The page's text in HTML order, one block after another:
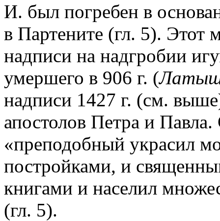
И. был погребен в
в Партените (гл. 5). Этот
надписи на надгробии
умершего в 906 г. (
надписи 1427 г. (см.
апостолов Петра и
«преподобный украсил
постройками, и
книгами и населил
(гл. 5).